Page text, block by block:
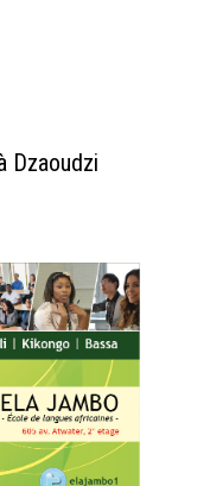
Dzaoudzi